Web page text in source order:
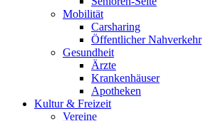
Mobilität
Carsharing
Öffentlicher Nahverkehr
Gesundheit
Ärzte
Krankenhäuser
Apotheken
Kultur & Freizeit
Vereine